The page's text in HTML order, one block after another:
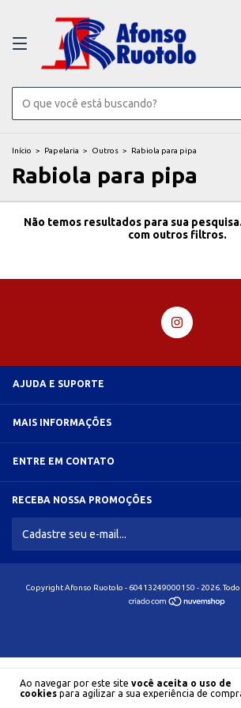
Ao navegar por este site você aceita o uso de
cookies para agilizar a sua experiência de
Início > Papelaria > Outros > Rabiola para pipa
Rabiola para pipa
Não temos resultados para sua
com outros filtros.
AJUDA E SUPORTE
MAIS INFORMAÇÕES
ENTRE EM CONTATO
RECEBA NOSSA PROMOÇÕES
Copyright Afonso Ruotolo - 60413249000150 - 2026.